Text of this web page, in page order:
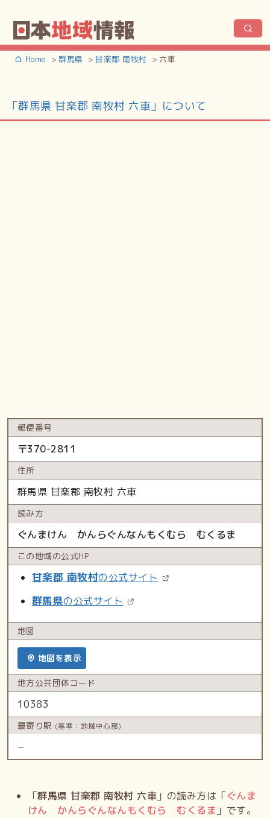
Home 群馬県 甘楽郡 南牧村 六車
「群馬県 甘楽郡 南牧村 六車」について
郵便番号
〒370-2811
住所
群馬県 甘楽郡 南牧村 六車
読み方
ぐんまけん かんらぐんなんもくむら むくるま
この地域の公式HP
甘楽郡 南牧村の公式サイト
群馬県の公式サイト
地図
地図を表示
地方公共団体コード
10383
最寄り駅 (基準：地域中心部)
−
「群馬県 甘楽郡 南牧村 六車 」の読み方は「ぐんま
けん かんらぐんなんもくむら むくるま 」です。